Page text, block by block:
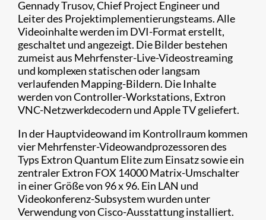
Gennady Trusov, Chief Project Engineer und
Leiter des Projektimplementierungsteams. Alle
Videoinhalte werden im DVI-Format erstellt,
geschaltet und angezeigt. Die Bilder bestehen
zumeist aus Mehrfenster-Live-Videostreaming
und komplexen statischen oder langsam
verlaufenden Mapping-Bildern. Die Inhalte
werden von Controller-Workstations, Extron
VNC-Netzwerkdecodern und Apple TV geliefert.
In der Hauptvideowand im Kontrollraum kommen
vier Mehrfenster-Videowandprozessoren des
Typs Extron Quantum Elite zum Einsatz sowie ein
zentraler Extron FOX 14000 Matrix-Umschalter
in einer Größe von 96 x 96. Ein LAN und
Videokonferenz-Subsystem wurden unter
Verwendung von Cisco-Ausstattung installiert.